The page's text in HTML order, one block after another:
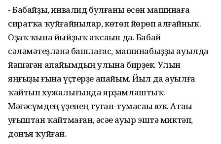
- Бабайҙы, инвалид булғаны өсөн машинаға
сиратҡа ҡуйғайнылар, көтөп йөрөп алғайныҡ.
Оҙаҡ ҡына йыйҙыҡ аҡсаһын да. Бабай
сәләмәтһеҙләнә башлағас, машинабыҙҙы ауылда
йәшәгән апайымдың улына бирҙек. Улын
яңғыҙы ғына үҫтерҙе апайым. Йыл да ауылға
ҡайтып хужалығында ярҙамлаштыҡ.
Мәғәсүмдең үҙенең туған-тумасаһы юҡ. Атаһы
һуғыштан ҡайтмаған, әсәһе ауыр эштә миктәп,
донъя ҡуйған.